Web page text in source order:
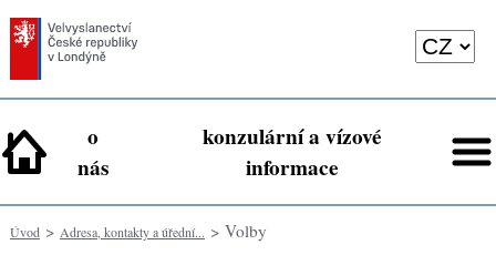
o
nás
konzulární a vízové
informace
Úvod> Adresa, kontakty a úřední... > Volby